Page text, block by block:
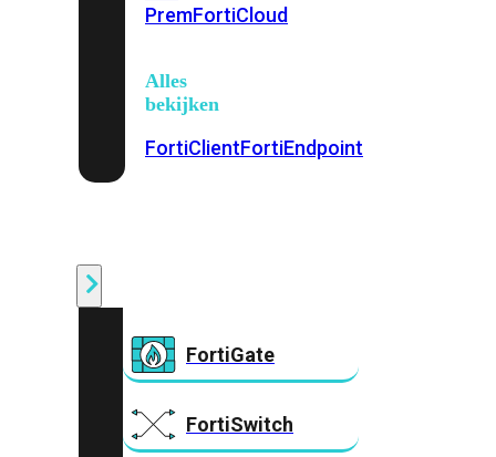
PremFortiCloud
Alles
bekijken
FortiClientFortiEndpoint
FortiGate
FortiSwitch